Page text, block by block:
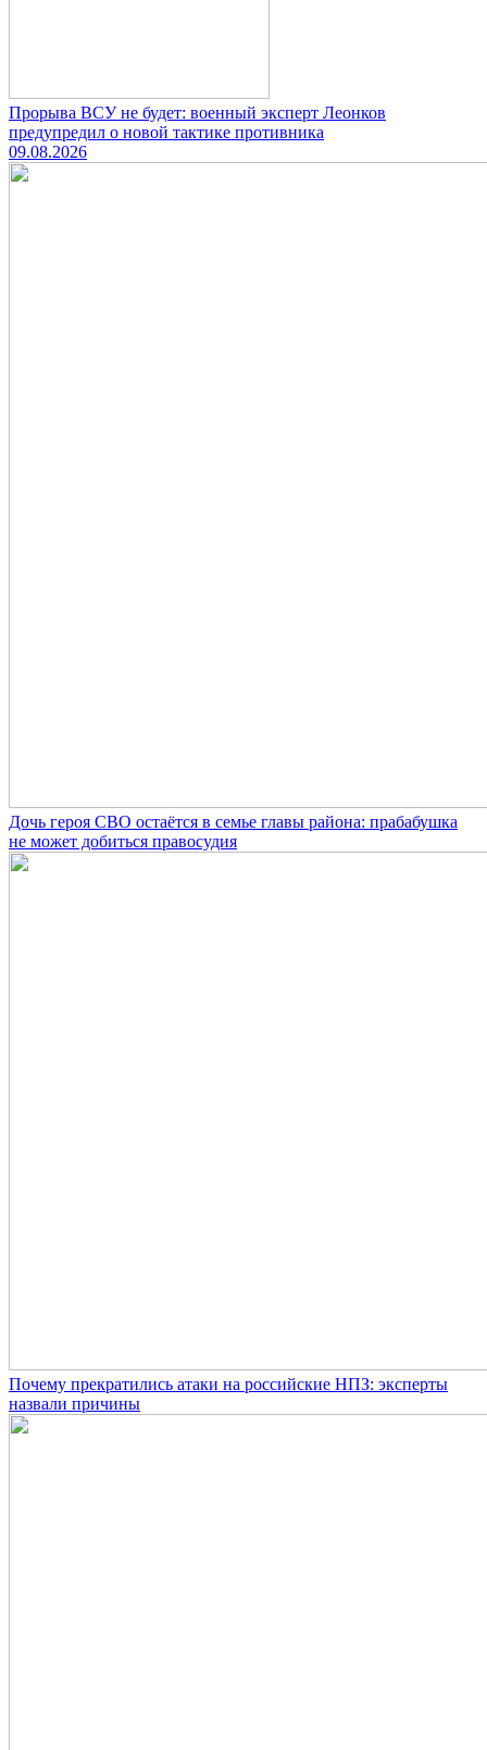
Прорыва ВСУ не будет: военный эксперт Леонков
предупредил о новой тактике противника
09.08.2026
Дочь героя СВО остаётся в семье главы района: прабабушка
не может добиться правосудия
Почему прекратились атаки на российские НПЗ: эксперты
назвали причины